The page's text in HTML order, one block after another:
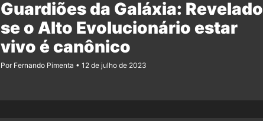
Guardiões da Galáxia: Revelado
se o Alto Evolucionário estar
vivo é canônico
Por Fernando Pimenta 12 de julho de 2023